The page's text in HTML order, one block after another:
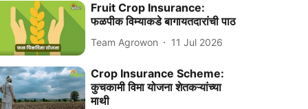
Fruit Crop Insurance:
फळपीक विम्याकडे बागायतदारांची पाठ
Team Agrowon 11 Jul 2026
Crop Insurance Scheme:
कुचकामी विमा योजना शेतकऱ्यांच्या
माथी